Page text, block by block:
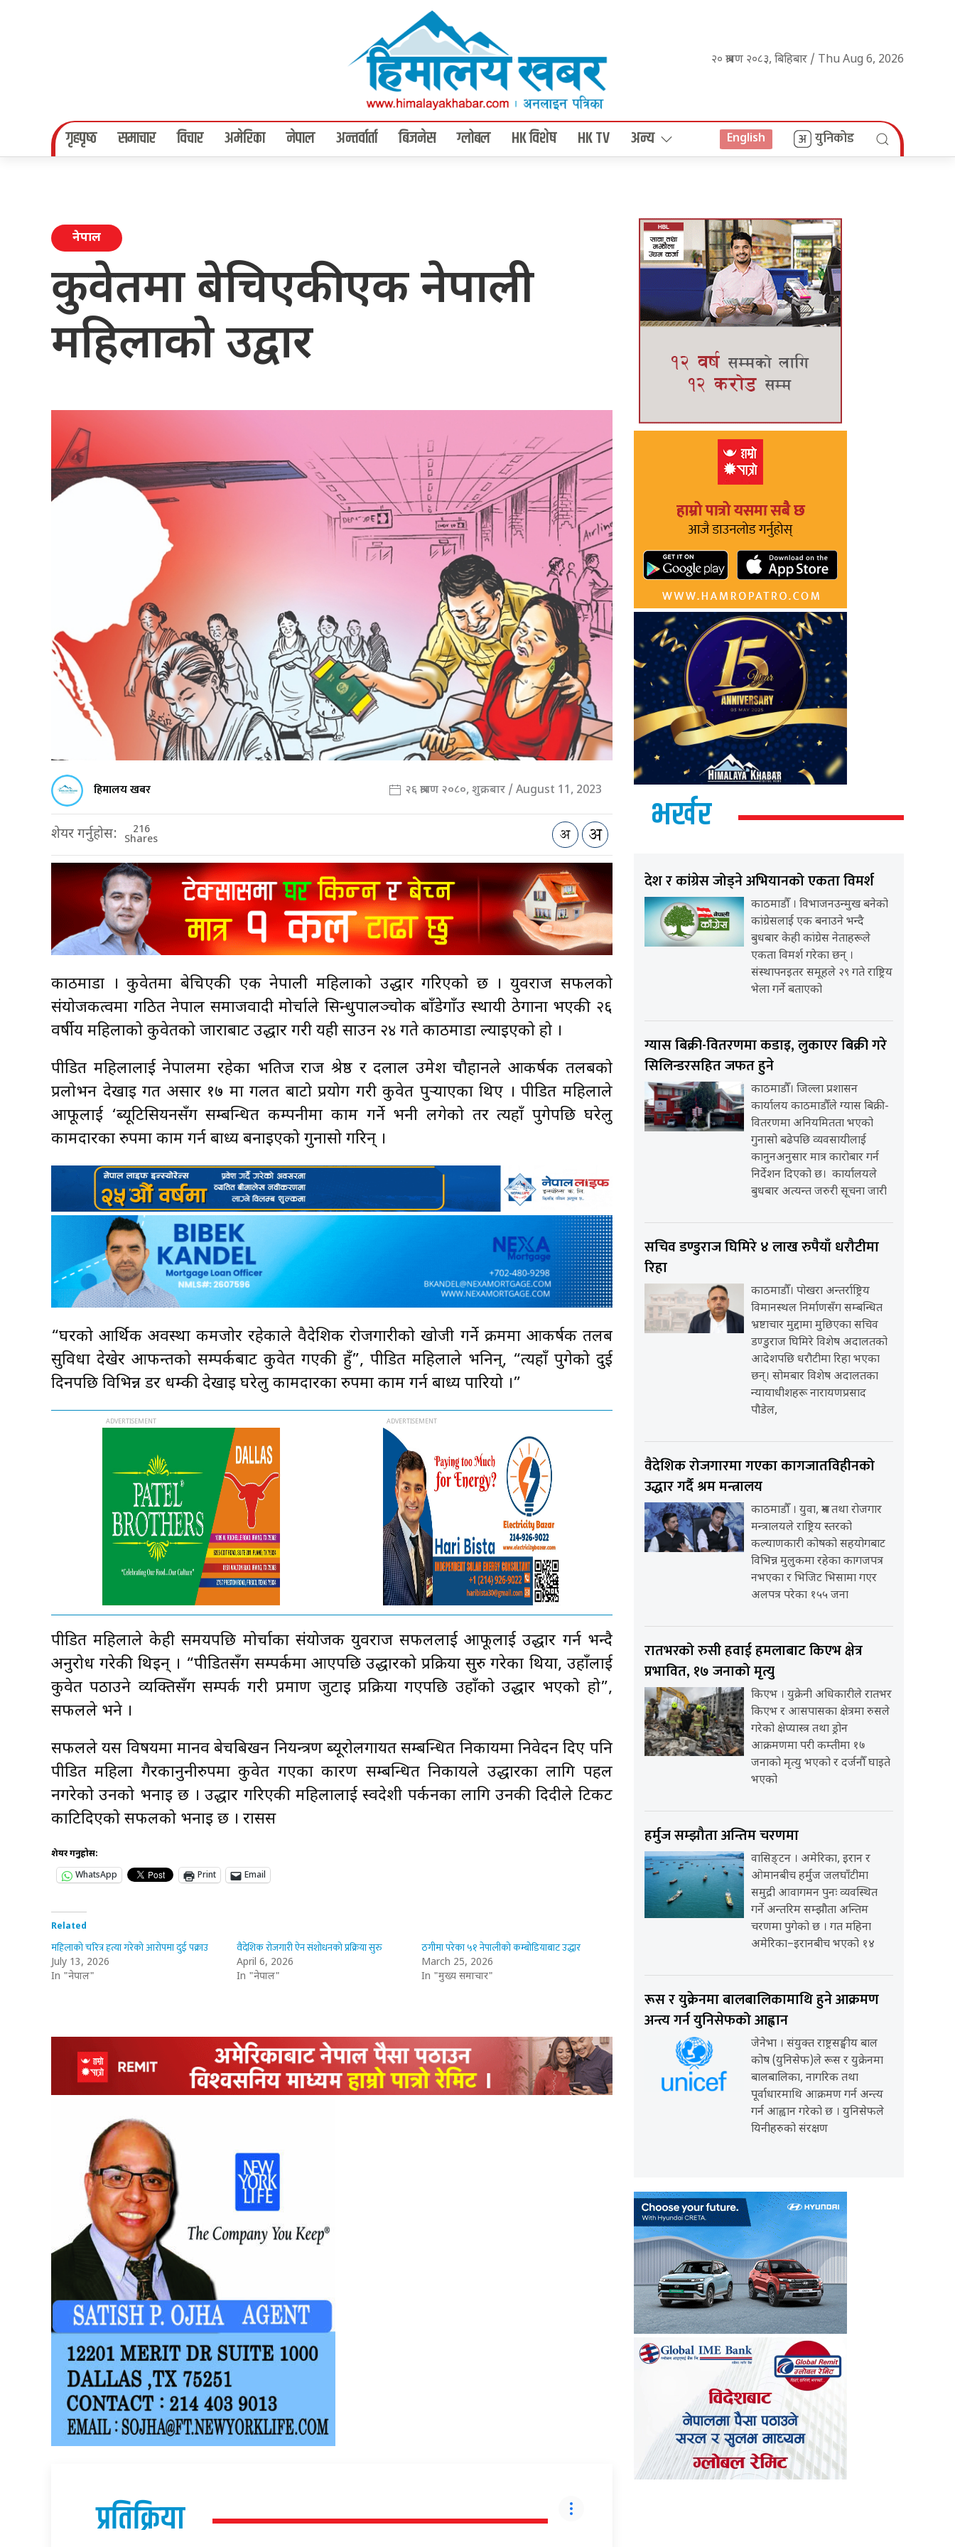
२० श्रावण २०८३, बिहिबार / Thu Aug 6, 2026
गृहपृष्‍ठ समाचार विचार अमेरिका नेपाल अन्तर्वार्ता बिजनेस ग्लोबल HK विशेष HK TV अन्य English युनिकोड
नेपाल
कुवेतमा बेचिएकी एक नेपाली
महिलाको उद्वार
हिमालय खबर २६ श्रावण २०८०, शुक्रबार / August 11, 2023
शेयर गर्नुहोस: 216
Shares
काठमाडौँ । कुवेतमा बेचिएकी एक नेपाली महिलाको उद्धार गरिएको छ । युवराज सफलको
संयोजकत्वमा गठित नेपाल समाजवादी मोर्चाले सिन्धुपालञ्चोक बाँडेगाँउ स्थायी ठेगाना भएकी २६
वर्षीय महिलाको कुवेतको जाराबाट उद्धार गरी यही साउन २४ गते काठमाडौँ ल्याइएको हो ।
पीडित महिलालाई नेपालमा रहेका भतिज राज श्रेष्ठ र दलाल उमेश चौहानले आकर्षक तलबको
प्रलोभन देखाइ गत असार १७ मा गलत बाटो प्रयोग गरी कुवेत पुर्‍याएका थिए । पीडित महिलाले
आफूलाई ‘ब्यूटिसियनसँग सम्बन्धित कम्पनीमा काम गर्ने भनी लगेको तर त्यहाँ पुगेपछि घरेलु
कामदारका रुपमा काम गर्न बाध्य बनाइएको गुनासो गरिन् ।
“घरको आर्थिक अवस्था कमजोर रहेकाले वैदेशिक रोजगारीको खोजी गर्ने क्रममा आकर्षक तलब
सुविधा देखेर आफन्तको सम्पर्कबाट कुवेत गएकी हुँ”, पीडित महिलाले भनिन्, “त्यहाँ पुगेको दुई
दिनपछि विभिन्न डर धम्की देखाइ घरेलु कामदारका रुपमा काम गर्न बाध्य पारियो ।”
पीडित महिलाले केही समयपछि मोर्चाका संयोजक युवराज सफललाई आफूलाई उद्धार गर्न भन्दै
अनुरोध गरेकी थिइन् । “पीडितसँग सम्पर्कमा आएपछि उद्धारको प्रक्रिया सुरु गरेका थियौँ, उहाँलाई
कुवेत पठाउने व्यक्तिसँग सम्पर्क गरी प्रमाण जुटाइ प्रक्रिया गएपछि उहाँको उद्धार भएको हो”,
सफलले भने ।
सफलले यस विषयमा मानव बेचबिखन नियन्त्रण ब्यूरोलगायत सम्बन्धित निकायमा निवेदन दिए पनि
पीडित महिला गैरकानुनीरुपमा कुवेत गएका कारण सम्बन्धित निकायले उद्धारका लागि पहल
नगरेको उनको भनाइ छ । उद्धार गरिएकी महिलालाई स्वदेशी पर्कनका लागि उनकी दिदीले टिकट
काटिदिएको सफलको भनाइ छ । रासस
शेयर गर्नुहोस:
WhatsApp
Print Email
Related
महिलाको चरित्र हत्या गरेको आरोपमा दुई पक्राउ
July 13, 2026
In "नेपाल"
वैदेशिक रोजगारी ऐन संशोधनको प्रक्रिया सुरु
April 6, 2026
In "नेपाल"
ठगीमा परेका ५१ नेपालीको कम्बोडियाबाट उद्धार
March 25, 2026
In "मुख्य समाचार"
प्रतिक्रिया
भर्खर
देश र कांग्रेस जोड्ने अभियानको एकता विमर्श
काठमाडौँ । विभाजनउन्मुख बनेको
कांग्रेसलाई एक बनाउने भन्दै
बुधबार केही कांग्रेस नेताहरूले
एकता विमर्श गरेका छन् ।
संस्थापनइतर समूहले २९ गते राष्ट्रिय
भेला गर्ने बताएको
ग्यास बिक्री-वितरणमा कडाइ, लुकाएर बिक्री गरे
सिलिन्डरसहित जफत हुने
काठमाडौँ। जिल्ला प्रशासन
कार्यालय काठमाडौँले ग्यास बिक्री-
वितरणमा अनियमितता भएको
गुनासो बढेपछि व्यवसायीलाई
कानुनअनुसार मात्र कारोबार गर्न
निर्देशन दिएको छ। कार्यालयले
बुधबार अत्यन्त जरुरी सूचना जारी
सचिव डण्डुराज घिमिरे ४ लाख रुपैयाँ धरौटीमा
रिहा
काठमाडौँ। पोखरा अन्तर्राष्ट्रिय
विमानस्थल निर्माणसँग सम्बन्धित
भ्रष्टाचार मुद्दामा मुछिएका सचिव
डण्डुराज घिमिरे विशेष अदालतको
आदेशपछि धरौटीमा रिहा भएका
छन्। सोमबार विशेष अदालतका
न्यायाधीशहरू नारायणप्रसाद
पौडेल,
वैदेशिक रोजगारमा गएका कागजातविहीनको
उद्धार गर्दै श्रम मन्त्रालय
काठमाडौँ । युवा, श्रम तथा रोजगार
मन्त्रालयले राष्ट्रिय स्तरको
कल्याणकारी कोषको सहयोगबाट
विभिन्न मुलुकमा रहेका कागजपत्र
नभएका र भिजिट भिसामा गएर
अलपत्र परेका १५५ जना
रातभरको रुसी हवाई हमलाबाट किएभ क्षेत्र
प्रभावित, १७ जनाको मृत्यु
किएभ । युक्रेनी अधिकारीले रातभर
किएभ र आसपासका क्षेत्रमा रुसले
गरेको क्षेप्यास्त्र तथा ड्रोन
आक्रमणमा परी कम्तीमा १७
जनाको मृत्यु भएको र दर्जनौँ घाइते
भएको
हर्मुज सम्झौता अन्तिम चरणमा
वासिङ्टन । अमेरिका, इरान र
ओमानबीच हर्मुज जलघाँटीमा
समुद्री आवागमन पुनः व्यवस्थित
गर्ने अन्तरिम सम्झौता अन्तिम
चरणमा पुगेको छ । गत महिना
अमेरिका–इरानबीच भएको १४
रूस र युक्रेनमा बालबालिकामाथि हुने आक्रमण
अन्त्य गर्न युनिसेफको आह्वान
जेनेभा । संयुक्त राष्ट्रसङ्घीय बाल
कोष (युनिसेफ)ले रूस र युक्रेनमा
बालबालिका, नागरिक तथा
पूर्वाधारमाथि आक्रमण गर्न अन्त्य
गर्न आह्वान गरेको छ । युनिसेफले
यिनीहरुको संरक्षण